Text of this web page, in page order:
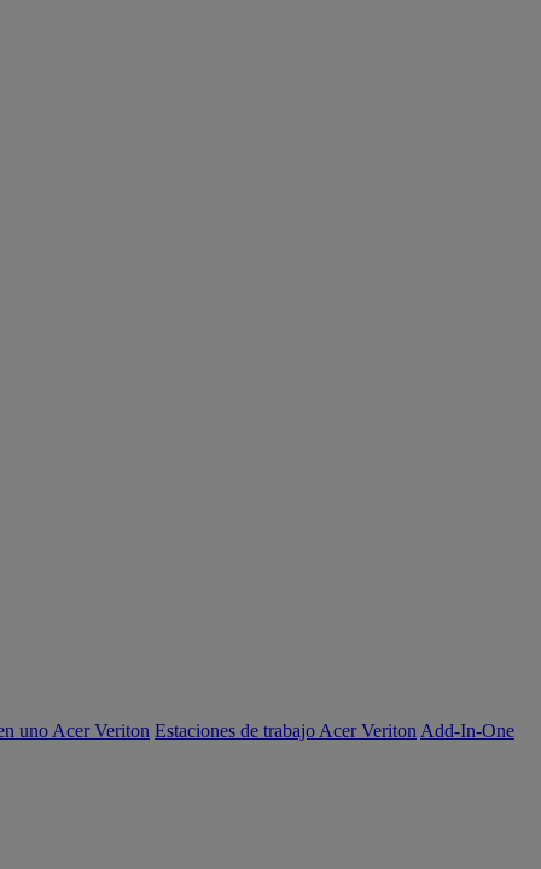
uno Acer Veriton Estaciones de trabajo Acer Veriton Add-In-One